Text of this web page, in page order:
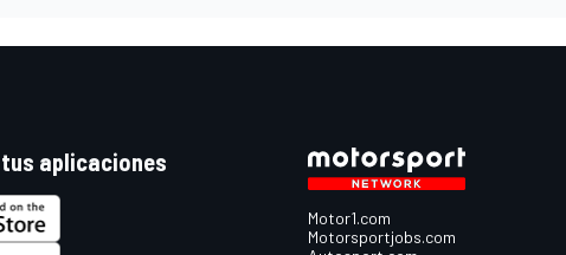
aplicaciones
Motor1.com
Motorsportjobs.com